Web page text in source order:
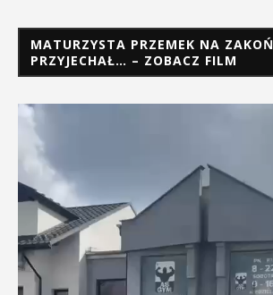
MATURZYSTA PRZEMEK NA
PRZYJECHAŁ… – ZOBACZ FILM
Odtwarzacz